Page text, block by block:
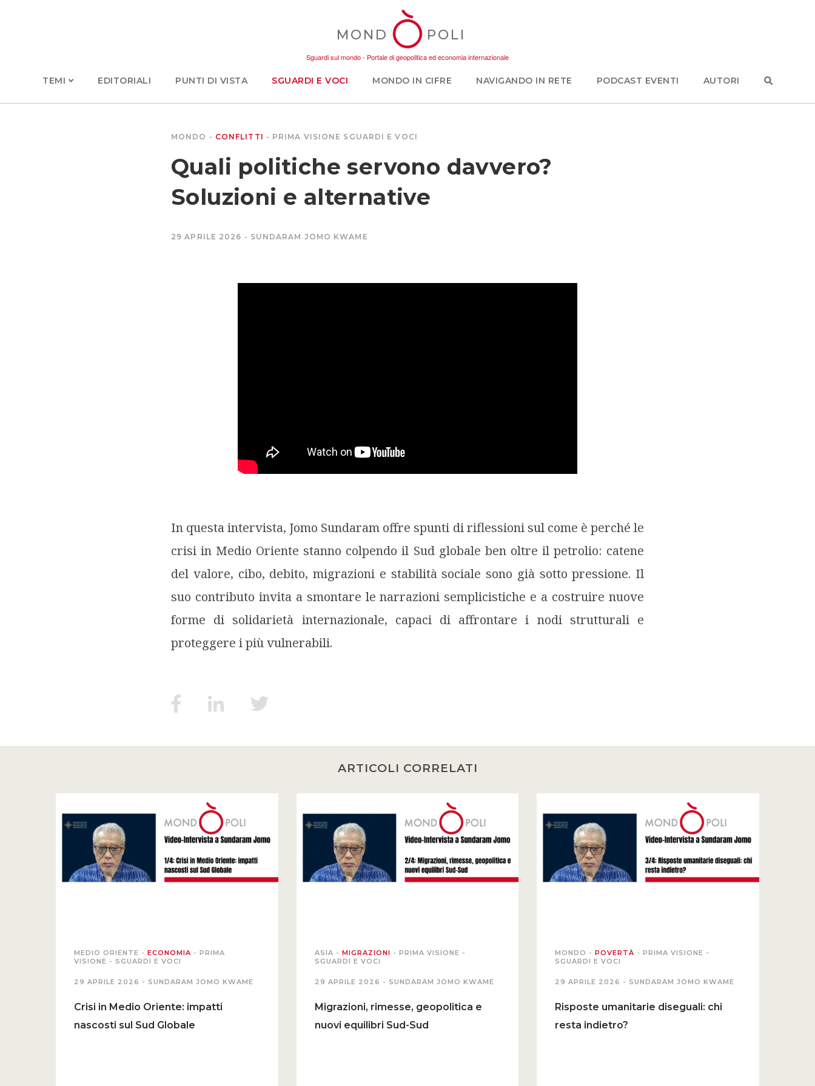
MOND POLI
Sguardi sul mondo - Portale di geopolitica ed economia internazionale
TEMI EDITORIALI PUNTI DI VISTA SGUARDI E VOCI MONDO IN CIFRE NAVIGANDO IN RETE PODCAST EVENTI AUTORI
MONDO CONFLITTI PRIMA VISIONE SGUARDI E VOCI
Quali politiche servono davvero?
Soluzioni e alternative
29 APRILE 2026 SUNDARAM JOMO KWAME
In questa intervista, Jomo Sundaram offre spunti di riflessioni sul come è perché le
crisi in Medio Oriente stanno colpendo il Sud globale ben oltre il petrolio: catene
del valore, cibo, debito, migrazioni e stabilità sociale sono già sotto pressione. Il
suo contributo invita a smontare le narrazioni semplicistiche e a costruire nuove
forme di solidarietà internazionale, capaci di affrontare i nodi strutturali e
proteggere i più vulnerabili.
ARTICOLI CORRELATI
MEDIO ORIENTE - ECONOMIA - PRIMA
VISIONE - SGUARDI E VOCI
29 APRILE 2026 - SUNDARAM JOMO KWAME
Crisi in Medio Oriente: impatti
nascosti sul Sud Globale
ASIA - MIGRAZIONI - PRIMA VISIONE -
SGUARDI E VOCI
29 APRILE 2026 - SUNDARAM JOMO KWAME
Migrazioni, rimesse, geopolitica e
nuovi equilibri Sud-Sud
MONDO -POVERTÀ -PRIMA VISIONE -
SGUARDI E VOCI
29 APRILE 2026 -SUNDARAM JOMO KWAME
Risposte umanitarie diseguali: chi
resta indietro?